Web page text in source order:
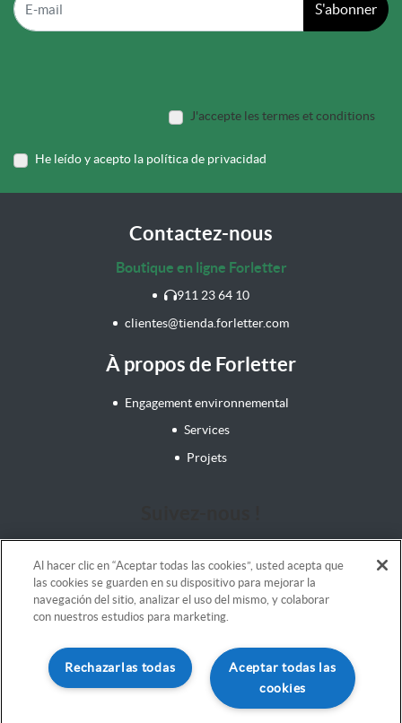
Iniciar pedido
S'abonner
J'accepte les termes et conditions
He leído y acepto la política de privacidad
Contactez-nous
Boutique en ligne Forletter
911 23 64 10
clientes@tienda.forletter.com
À propos de Forletter
Engagement environnemental
Services
Projets
Mentions légales
Termes et conditions
Al hacer clic en “Aceptar todas las cookies”, usted acepta que
las cookies se guarden en su dispositivo para mejorar la
navegación del sitio, analizar el uso del mismo, y colaborar
con nuestros estudios para marketing.
Aceptar todas las
cookies
Rechazarlas todas